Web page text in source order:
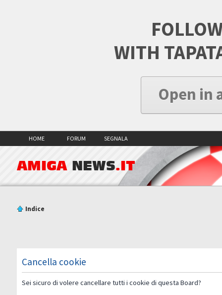
WITH
Open in
HOME FORUM SEGNALA
AMIGA NEWS.IT
Indice
Cancella cookie
Sei sicuro di volere cancellare tutti i cookie di questa Board?